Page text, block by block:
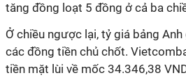
tăng đồng loạt 5 đồng ở cả ba
Ở chiều ngược lại, tỷ giá bảng
các đồng tiền chủ chốt.
tiền mặt lùi về mốc 34.346,38